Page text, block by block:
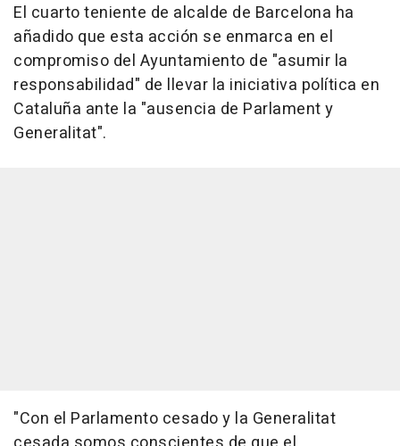
El cuarto teniente de alcalde de Barcelona ha
añadido que esta acción se enmarca en el
compromiso del Ayuntamiento de "asumir la
responsabilidad" de llevar la iniciativa política en
Cataluña ante la "ausencia de Parlament y
Generalitat".
"Con el Parlamento cesado y la Generalitat